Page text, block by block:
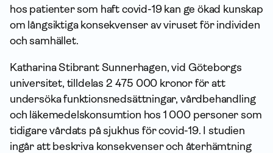
hos patienter som haft covid-19 kan ge ökad kunskap
om långsiktiga konsekvenser av viruset för individen
och samhället.
Katharina Stibrant Sunnerhagen, vid Göteborgs
universitet, tilldelas 2 475 000 kronor för att
undersöka funktionsnedsättningar, vårdbehandling
och läkemedelskonsumtion hos 1 000 personer som
tidigare vårdats på sjukhus för covid-19. I studien
ingår att beskriva konsekvenser och återhämtning